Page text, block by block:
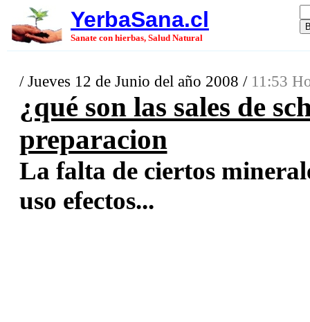
YerbaSana.cl
Sanate con hierbas, Salud Natural
/ Jueves 12 de Junio del año 2008 / 11:53
¿qué son las sales de
preparacion
La falta de ciertos
uso efectos...